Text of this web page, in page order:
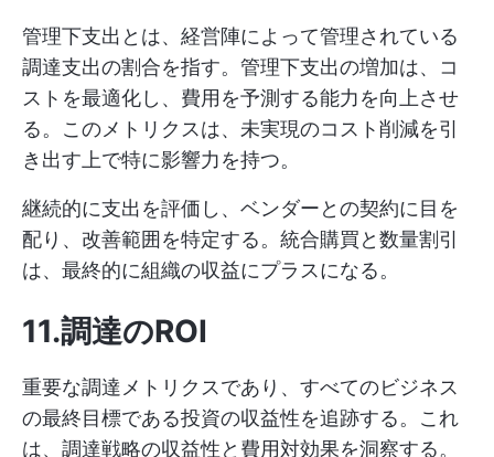
管理下支出とは、経営陣によって管理されている
調達支出の割合を指す。管理下支出の増加は、コ
ストを最適化し、費用を予測する能力を向上させ
る。このメトリクスは、未実現のコスト削減を引
き出す上で特に影響力を持つ。
継続的に支出を評価し、ベンダーとの契約に目を
配り、改善範囲を特定する。統合購買と数量割引
は、最終的に組織の収益にプラスになる。
11.調達のROI
重要な調達メトリクスであり、すべてのビジネス
の最終目標である投資の収益性を追跡する。これ
は、調達戦略の収益性と費用対効果を洞察する。